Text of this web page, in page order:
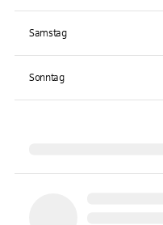
Samstag
Sonntag